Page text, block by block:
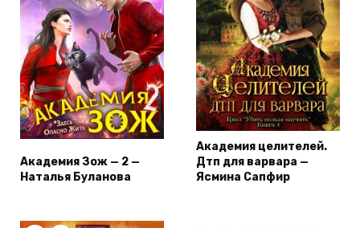
Академия Зож — 2 —
Наталья Буланова
Академия целителей.
Дтп для варвара —
Ясмина Сапфир